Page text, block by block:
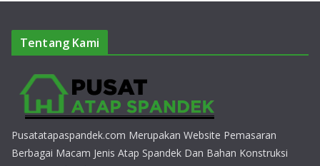
Tentang Kami
Pusatatapaspandek.com Merupakan Website Pemasaran
Berbagai Macam Jenis Atap Spandek Dan Bahan Konstruksi